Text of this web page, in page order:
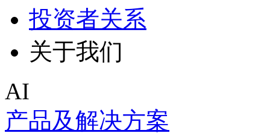
投资者关系
关于我们
AI
产品及解决方案